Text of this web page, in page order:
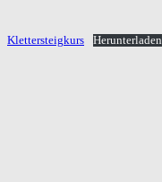
Klettersteigkurs Herunterladen